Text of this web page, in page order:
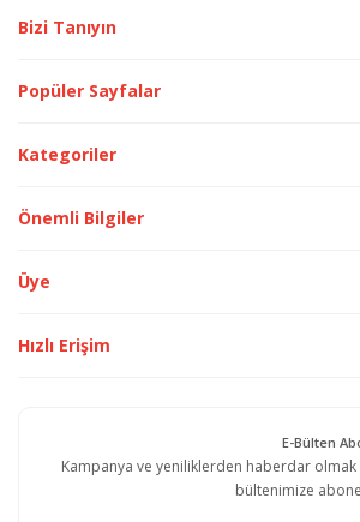
Bizi Tanıyın
Popüler Sayfalar
Kategoriler
Önemli Bilgiler
Üye
Hızlı Erişim
E-Bülten
Kampanya ve yeniliklerden haberdar olmak
bültenimize